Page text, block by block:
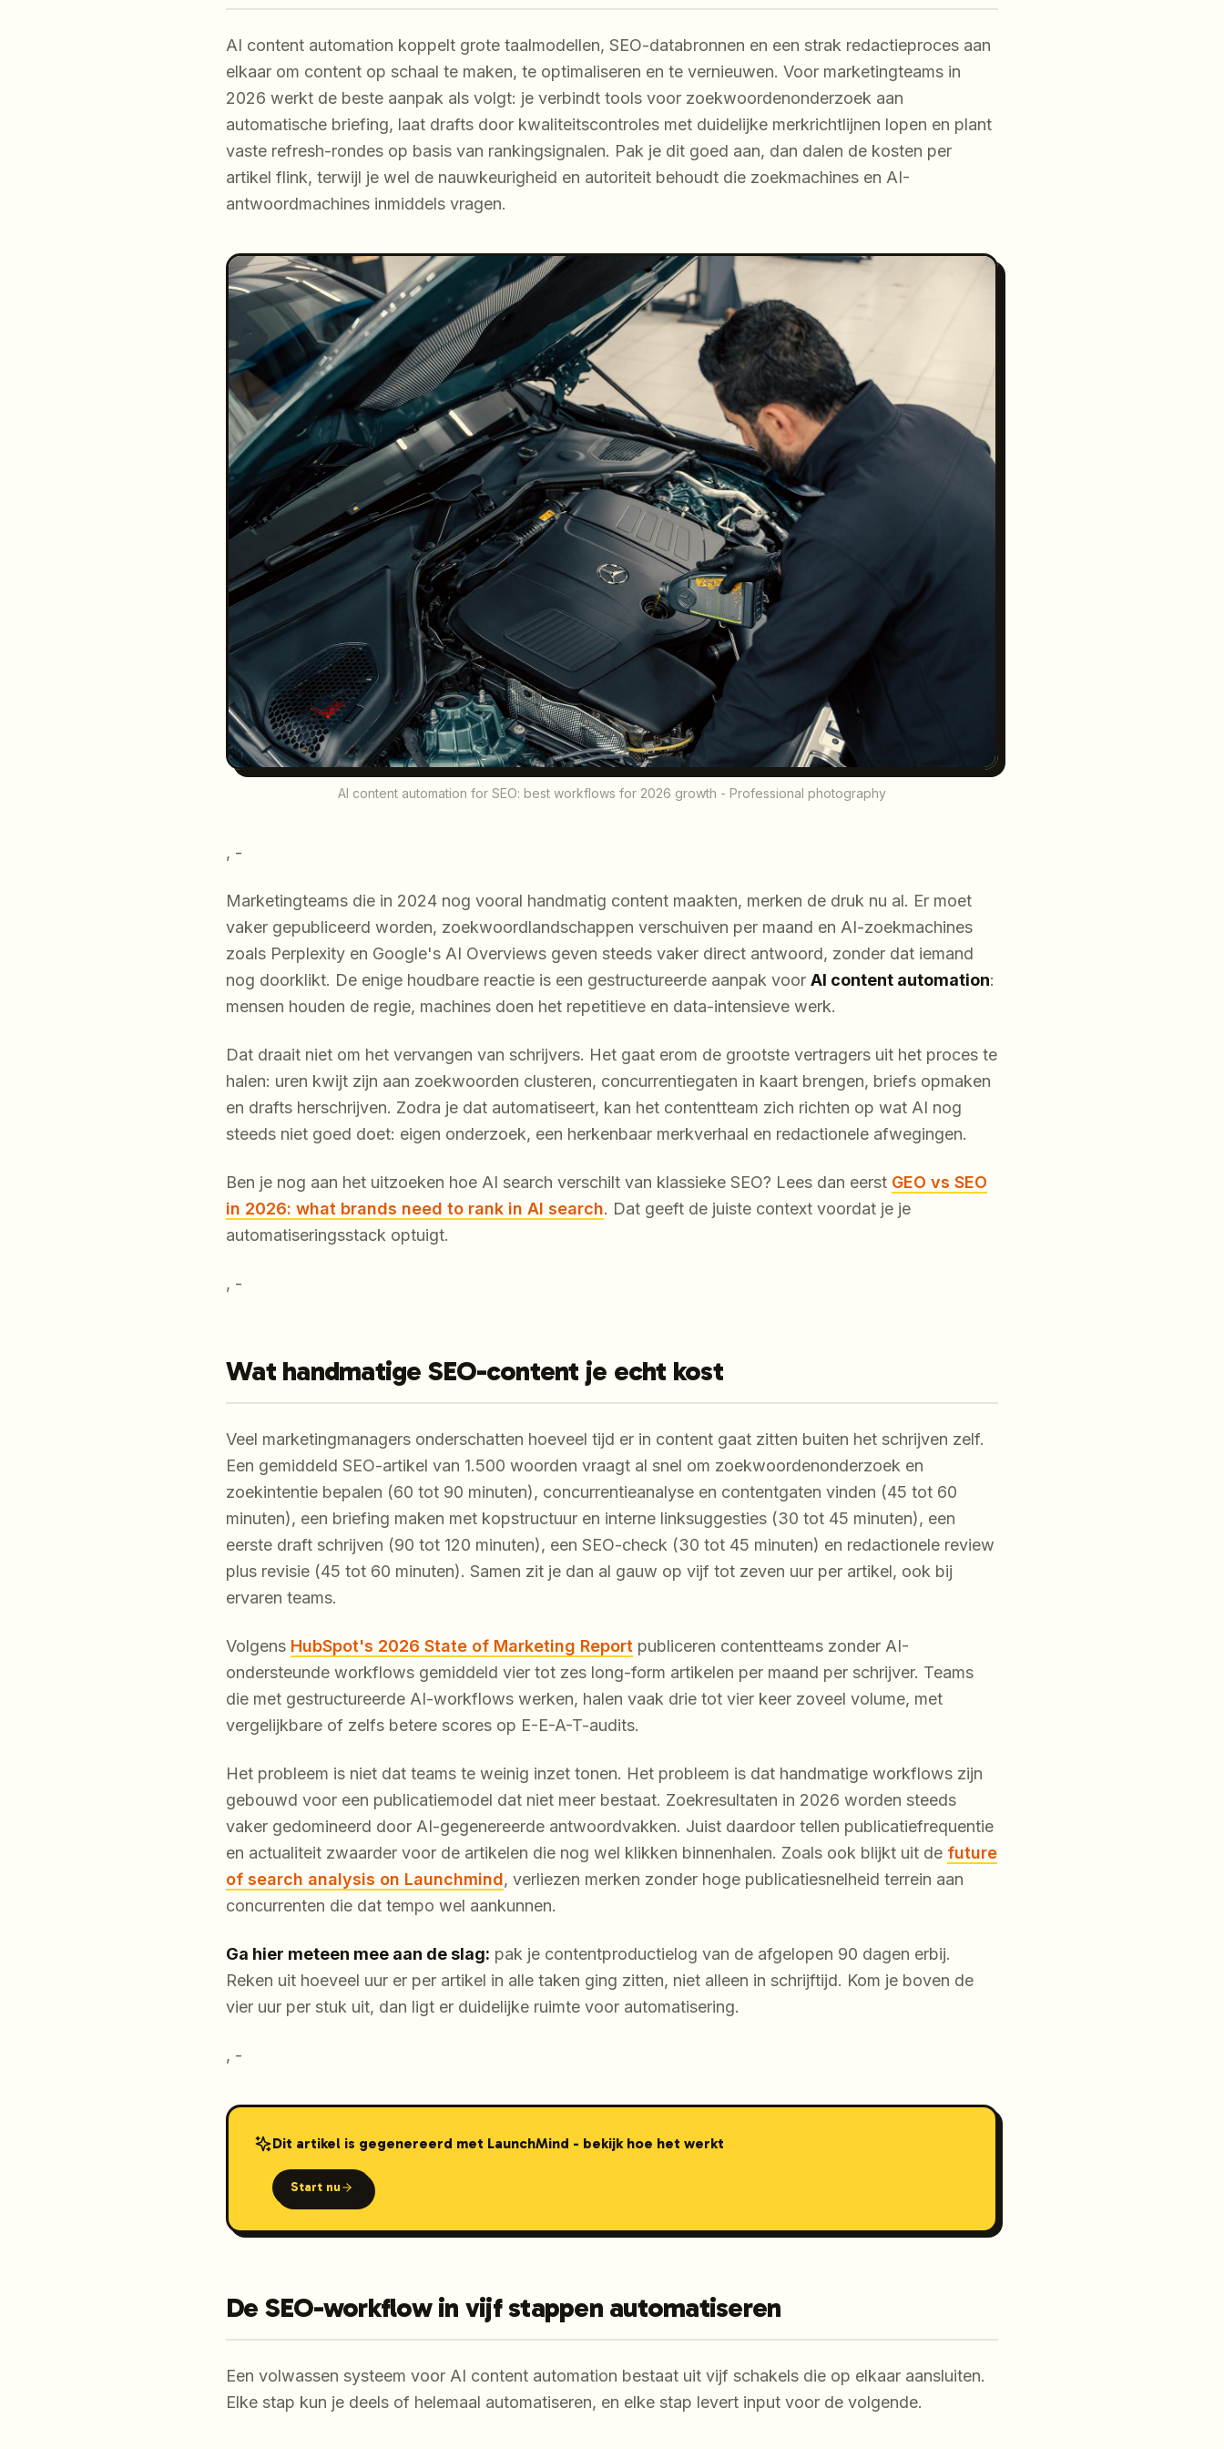
AI content automation koppelt grote taalmodellen, SEO-databronnen en een strak redactieproces aan
elkaar om content op schaal te maken, te optimaliseren en te vernieuwen. Voor marketingteams in
2026 werkt de beste aanpak als volgt: je verbindt tools voor zoekwoordenonderzoek aan
automatische briefing, laat drafts door kwaliteitscontroles met duidelijke merkrichtlijnen lopen en plant
vaste refresh-rondes op basis van rankingsignalen. Pak je dit goed aan, dan dalen de kosten per
artikel flink, terwijl je wel de nauwkeurigheid en autoriteit behoudt die zoekmachines en AI-
antwoordmachines inmiddels vragen.
AI content automation for SEO: best workflows for 2026 growth - Professional photography
, -
Marketingteams die in 2024 nog vooral handmatig content maakten, merken de druk nu al. Er moet
vaker gepubliceerd worden, zoekwoordlandschappen verschuiven per maand en AI-zoekmachines
zoals Perplexity en Google's AI Overviews geven steeds vaker direct antwoord, zonder dat iemand
nog doorklikt. De enige houdbare reactie is een gestructureerde aanpak voor AI content automation:
mensen houden de regie, machines doen het repetitieve en data-intensieve werk.
Dat draait niet om het vervangen van schrijvers. Het gaat erom de grootste vertragers uit het proces te
halen: uren kwijt zijn aan zoekwoorden clusteren, concurrentiegaten in kaart brengen, briefs opmaken
en drafts herschrijven. Zodra je dat automatiseert, kan het contentteam zich richten op wat AI nog
steeds niet goed doet: eigen onderzoek, een herkenbaar merkverhaal en redactionele afwegingen.
Ben je nog aan het uitzoeken hoe AI search verschilt van klassieke SEO? Lees dan eerst GEO vs SEO
in 2026: what brands need to rank in AI search. Dat geeft de juiste context voordat je je
automatiseringsstack optuigt.
, -
Wat handmatige SEO-content je echt kost
Veel marketingmanagers onderschatten hoeveel tijd er in content gaat zitten buiten het schrijven zelf.
Een gemiddeld SEO-artikel van 1.500 woorden vraagt al snel om zoekwoordenonderzoek en
zoekintentie bepalen (60 tot 90 minuten), concurrentieanalyse en contentgaten vinden (45 tot 60
minuten), een briefing maken met kopstructuur en interne linksuggesties (30 tot 45 minuten), een
eerste draft schrijven (90 tot 120 minuten), een SEO-check (30 tot 45 minuten) en redactionele review
plus revisie (45 tot 60 minuten). Samen zit je dan al gauw op vijf tot zeven uur per artikel, ook bij
ervaren teams.
Volgens HubSpot's 2026 State of Marketing Report publiceren contentteams zonder AI-
ondersteunde workflows gemiddeld vier tot zes long-form artikelen per maand per schrijver. Teams
die met gestructureerde AI-workflows werken, halen vaak drie tot vier keer zoveel volume, met
vergelijkbare of zelfs betere scores op E-E-A-T-audits.
Het probleem is niet dat teams te weinig inzet tonen. Het probleem is dat handmatige workflows zijn
gebouwd voor een publicatiemodel dat niet meer bestaat. Zoekresultaten in 2026 worden steeds
vaker gedomineerd door AI-gegenereerde antwoordvakken. Juist daardoor tellen publicatiefrequentie
en actualiteit zwaarder voor de artikelen die nog wel klikken binnenhalen. Zoals ook blijkt uit de future
of search analysis on Launchmind, verliezen merken zonder hoge publicatiesnelheid terrein aan
concurrenten die dat tempo wel aankunnen.
Ga hier meteen mee aan de slag: pak je contentproductielog van de afgelopen 90 dagen erbij.
Reken uit hoeveel uur er per artikel in alle taken ging zitten, niet alleen in schrijftijd. Kom je boven de
vier uur per stuk uit, dan ligt er duidelijke ruimte voor automatisering.
, -
Dit artikel is gegenereerd met LaunchMind - bekijk hoe het werkt
Start nu
De SEO-workflow in vijf stappen automatiseren
Een volwassen systeem voor AI content automation bestaat uit vijf schakels die op elkaar aansluiten.
Elke stap kun je deels of helemaal automatiseren, en elke stap levert input voor de volgende.